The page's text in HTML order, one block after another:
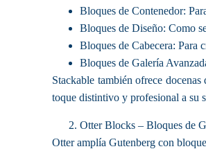
Bloques de Contenedor:
Bloques de Diseño: Como
Bloques de Cabecera: Para
Bloques de Galería
Stackable también ofrece
toque distintivo y profesional a su
Otter Blocks – Bloques de
Otter amplía Gutenberg con